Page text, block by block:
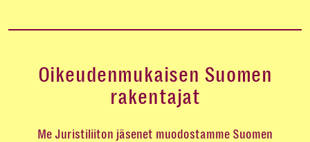
Oikeudenmukaisen Suomen
rakentajat
Me Juristiliiton jäsenet muodostamme Suomen